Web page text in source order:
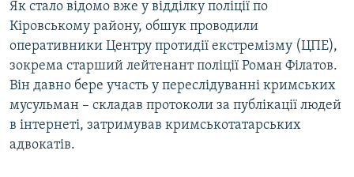
Як стало відомо вже у відділку поліції по
Кіровському району, обшук проводили
оперативники Центру протидії екстремізму (ЦПЕ),
зокрема старший лейтенант поліції Роман Філатов.
Він давно бере участь у переслідуванні кримських
мусульман – складав протоколи за публікації людей
в інтернеті, затримував кримськотатарських
адвокатів.